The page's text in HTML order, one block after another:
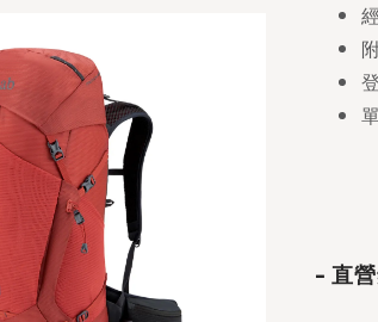
- 直